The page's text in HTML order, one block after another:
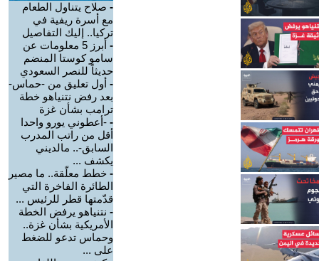
- صلاح يتناول الطعام
مع أسرة ريفية في
تركيا.. إليك التفاصيل
-
أبرز 5 معلومات عن
سامو كوستا المنضم
حديثاً للنصر السعودي
- أول تعليق من -حماس-
بعد رفض نتنياهو خطة
ترامب بشأن غزة
- -أعطوني يورو واحدا
أقل من راتب المدرب
السابق-.. مالديني
يكشف ...
- خطط معلّقة.. ما مصير
الطائرة الفاخرة التي
قدّمتها قطر للرئيس ...
- نتنياهو يرفض الخطة
الأمريكية بشأن غزة..
وحماس تدعو للضغط
على ...